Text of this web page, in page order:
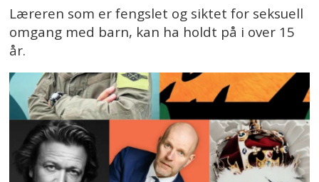
Læreren som er fengslet og siktet for seksuell
omgang med barn, kan ha holdt på i over 15
år.